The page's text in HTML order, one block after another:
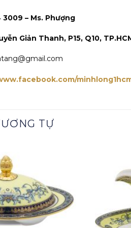
3009 – Ms. Phượng
Giản Thanh, P15, Q10,
TỰ